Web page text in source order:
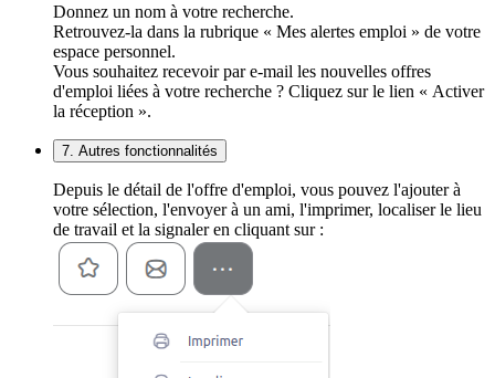
Donnez un nom à votre recherche.
Retrouvez-la dans la rubrique « Mes alertes emploi » de votre
espace personnel.
Vous souhaitez recevoir par e-mail les nouvelles offres
d'emploi liées à votre recherche ? Cliquez sur le lien « Activer
la réception ».
7. Autres fonctionnalités
Depuis le détail de l'offre d'emploi, vous pouvez l'ajouter à
votre sélection, l'envoyer à un ami, l'imprimer, localiser le lieu
de travail et la signaler en cliquant sur :